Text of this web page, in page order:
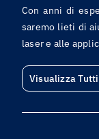
Con anni di
saremo lieti di
laser e alle
Visualizza